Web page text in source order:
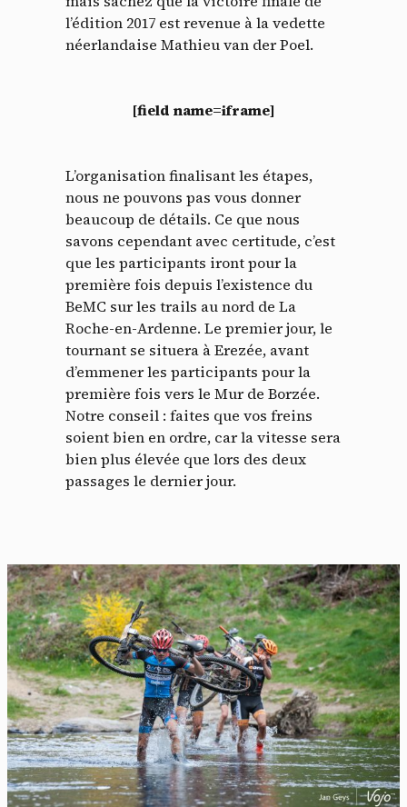
l’édition 2017 est revenue à la vedette
néerlandaise Mathieu van der Poel.
[field name=iframe]
L’organisation finalisant les étapes,
nous ne pouvons pas vous donner
beaucoup de détails. Ce que nous
savons cependant avec certitude, c’est
que les participants iront pour la
première fois depuis l’existence du
BeMC sur les trails au nord de La
Roche-en-Ardenne. Le premier jour, le
tournant se situera à Erezée, avant
d’emmener les participants pour la
première fois vers le Mur de Borzée.
Notre conseil : faites que vos freins
soient bien en ordre, car la vitesse sera
bien plus élevée que lors des deux
passages le dernier jour.